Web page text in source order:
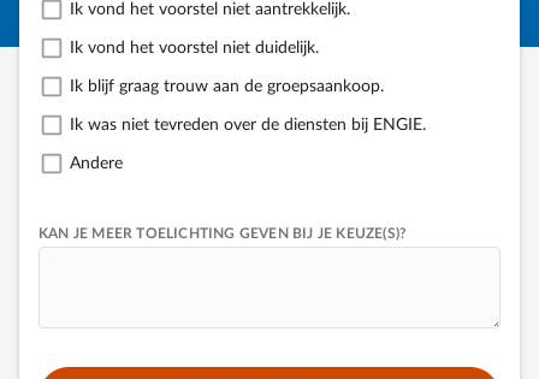
Ik vond het voorstel niet aantrekkelijk.
Ik vond het voorstel niet duidelijk.
Ik blijf graag trouw aan de groepsaankoop.
Ik was niet tevreden over de diensten bij ENGIE.
Andere
KAN JE MEER TOELICHTING GEVEN BIJ JE KEUZE(S)?